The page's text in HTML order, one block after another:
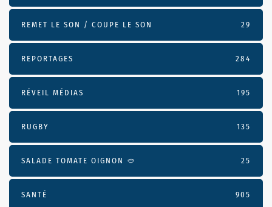
REMET LE SON / COUPE LE SON 29
REPORTAGES 284
RÉVEIL MÉDIAS 195
RUGBY 135
SALADE TOMATE OIGNON 🥙 25
SANTÉ 905